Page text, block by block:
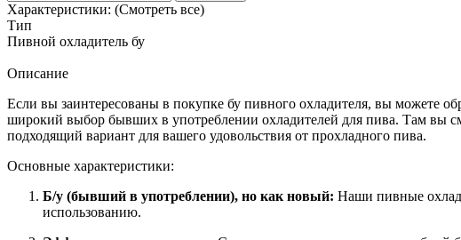
Характеристики: (Смотреть все)
Тип
Пивной охладитель бу
Описание
Если вы заинтересованы в покупке бу пивного охладителя, вы можете
широкий выбор бывших в употреблении охладителей для пива. Там вы
подходящий вариант для вашего удовольствия от прохладного пива.
Основные характеристики:
Б/у (бывший в употреблении), но как новый: Наши пивные
использованию.